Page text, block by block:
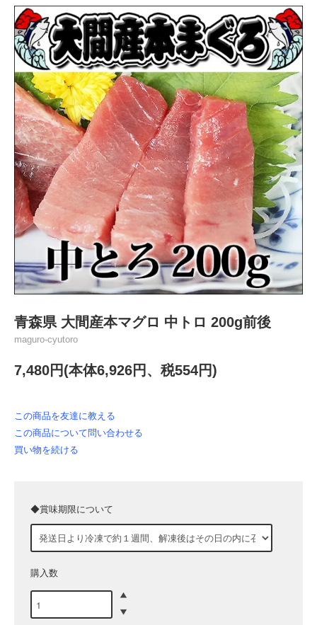
青森県 大間産本マグロ 中トロ 200g前後
maguro-cyutoro
7,480円(本体6,926円、税554円)
この商品を友達に教える
この商品について問い合わせる
買い物を続ける
◆賞味期限について
購入数